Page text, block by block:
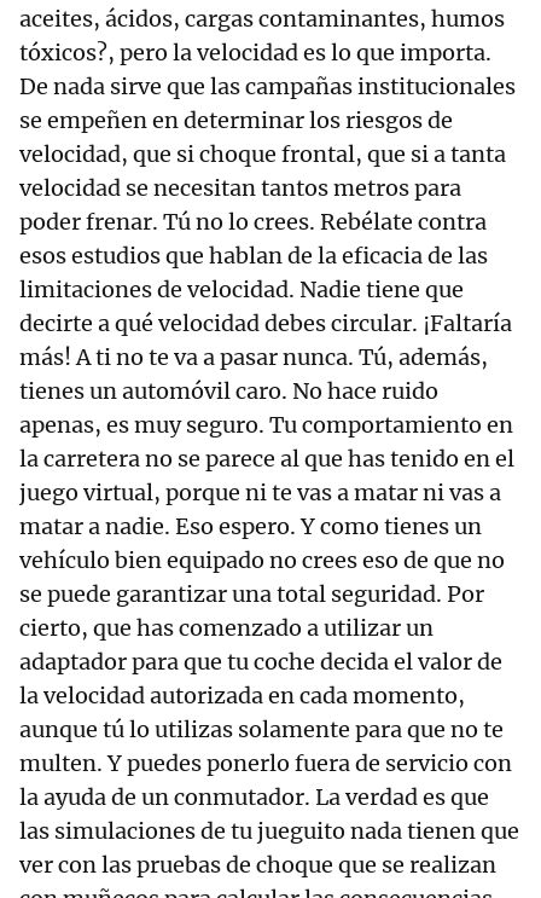
aceites, ácidos, cargas contaminantes, humos
tóxicos?, pero la velocidad es lo que importa.
De nada sirve que las campañas institucionales
se empeñen en determinar los riesgos de
velocidad, que si choque frontal, que si a tanta
velocidad se necesitan tantos metros para
poder frenar. Tú no lo crees. Rebélate contra
esos estudios que hablan de la eficacia de las
limitaciones de velocidad. Nadie tiene que
decirte a qué velocidad debes circular. ¡Faltaría
más! A ti no te va a pasar nunca. Tú, además,
tienes un automóvil caro. No hace ruido
apenas, es muy seguro. Tu comportamiento en
la carretera no se parece al que has tenido en el
juego virtual, porque ni te vas a matar ni vas a
matar a nadie. Eso espero. Y como tienes un
vehículo bien equipado no crees eso de que no
se puede garantizar una total seguridad. Por
cierto, que has comenzado a utilizar un
adaptador para que tu coche decida el valor de
la velocidad autorizada en cada momento,
aunque tú lo utilizas solamente para que no te
multen. Y puedes ponerlo fuera de servicio con
la ayuda de un conmutador. La verdad es que
las simulaciones de tu jueguito nada tienen que
ver con las pruebas de choque que se realizan